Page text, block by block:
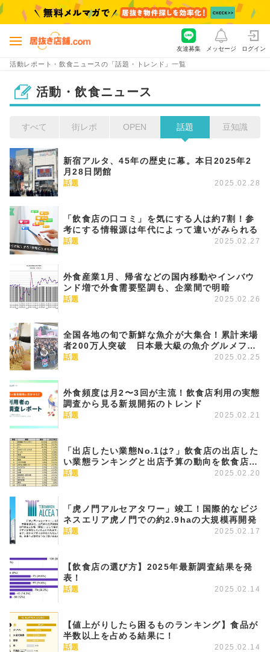
活動レポート・飲食ニュースの「話題・トレンド」一覧
友達募集 メッセージ ログイン
活動・飲食ニュース
すべて 街レポ OPEN 話題 豆知識
新宿アルタ、45年の歴史に幕。本日2025年2
月28日閉館
話題 2025.02.28
「飲食店の口コミ」を気にする人は約7割！参
考にする情報源は年代によって違いがみられる
話題 2025.02.27
外食産業1月、帰省などの国内移動やインバウ
ンド増で外食需要堅調も、企業間で明暗
話題 2025.02.26
全国各地の旬で新鮮な魚介が大集合！累計来場
者200万人突破 日本最大級の魚介グルメフェ
スSAKANA&JAPAN FESTIVAL魚ジャパンフ
話題 2025.02.25
外食頻度は月2〜3回が主流！飲食店利用の実態
調査から見る新規開拓のトレンド
話題 2025.02.21
「出店したい業態No.1は?」飲食店の出店した
い業態ランキングと出店予算の動向を飲食店ド
ットコムが発表
話題 2025.02.20
「虎ノ門アルセアタワー」竣工！国際的なビジ
ネスエリア虎ノ門での約2.9haの大規模再開発
話題 2025.02.17
【飲食店の選び方】2025年最新調査結果を発
表！
話題 2025.02.14
【値上がりしたら困るものランキング】食品が
半数以上を占める結果に！
話題 2025.02.14